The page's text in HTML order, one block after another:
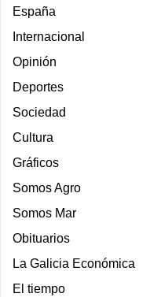
España
Internacional
Opinión
Deportes
Sociedad
Cultura
Gráficos
Somos Agro
Somos Mar
Obituarios
La Galicia Económica
El tiempo